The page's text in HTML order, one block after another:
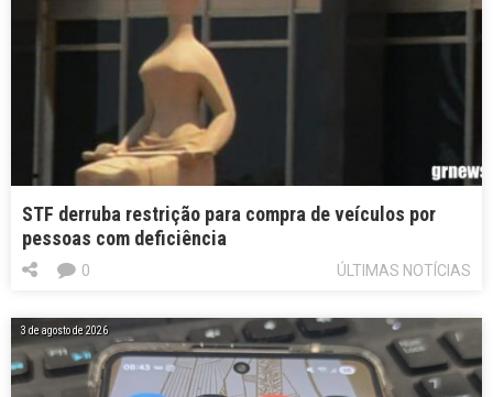
STF derruba restrição para compra de veículos por
pessoas com deficiência
ÚLTIMAS NOTÍCIAS
0
3 de agosto de 2026